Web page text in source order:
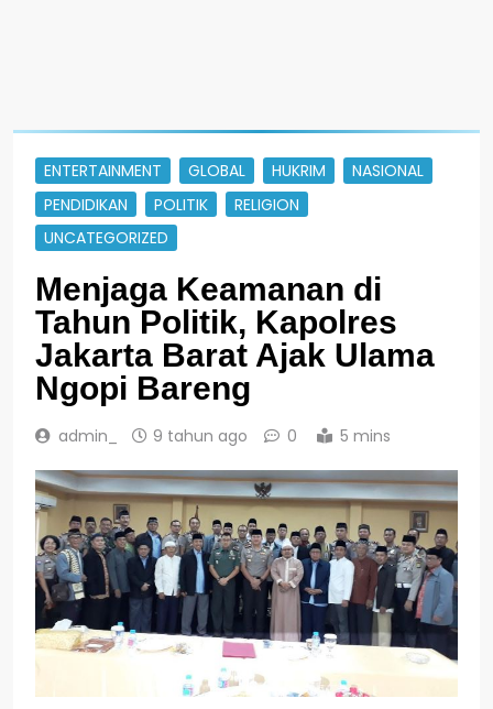
ENTERTAINMENT GLOBAL HUKRIM
NASIONAL
PENDIDIKAN
POLITIK
RELIGION
UNCATEGORIZED
Menjaga Keamanan di
Tahun Politik, Kapolres
Jakarta Barat Ajak Ulama
Ngopi Bareng
admin_ 9 tahun ago 0 5 mins